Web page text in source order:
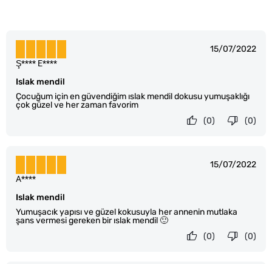
15/07/2022
Islak mendil
Çocuğum için en güvendiğim ıslak mendil dokusu yumuşaklığı
çok güzel ve her zaman favorim
Ş**** E****
(0)
(0)
15/07/2022
Islak mendil
Yumuşacık yapısı ve güzel kokusuyla her annenin mutlaka
şans vermesi gereken bir ıslak mendil 🙂
A****
(0)
(0)